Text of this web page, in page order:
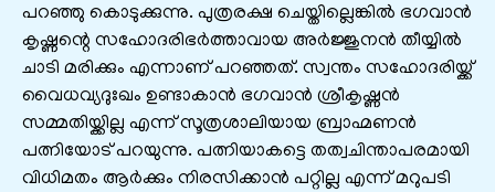
പറഞ്ഞു കൊടുക്കുന്നു. പുത്രരക്ഷ ചെയ്തില്ലെങ്കിൽ ഭഗവാൻ
കൃഷ്ണന്റെ സഹോദരിഭർത്താവായ അർജ്ജുനൻ തീയ്യിൽ
ചാടി മരിക്കും എന്നാണ് പറഞ്ഞത്. സ്വന്തം സഹോദരിയ്ക്ക്
വൈധവ്യദുഃഖം ഉണ്ടാകാൻ ഭഗവാൻ ശ്രീകൃഷ്ണൻ
സമ്മതിയ്ക്കില്ല എന്ന് സൂത്രശാലിയായ ബ്രാഹ്മണൻ
പത്നിയോട് പറയുന്നു. പത്നിയാകട്ടെ തത്വചിന്താപരമായി
വിധിമതം ആർക്കും നിരസിക്കാൻ പറ്റില്ല എന്ന് മറുപടി